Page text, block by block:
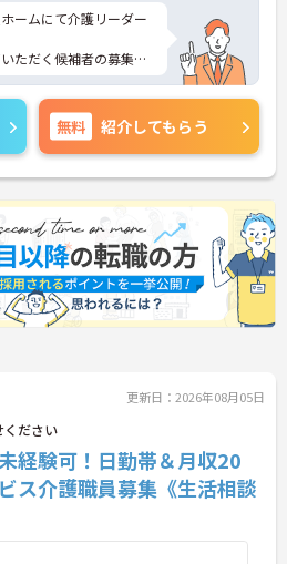
ームにて介護リーダー
ただく候補者の募集で
レッシュ休暇制度もあ
策ポイントなどさらに
お気軽にご相談くださ
無料 紹介してもらう
更新日：2026年08月05日
ださい
経験可！日勤帯＆月収20
ス介護職員募集《生活相談